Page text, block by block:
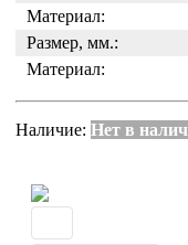
Материал:
Размер, мм.:
Материал:
Наличие: Нет в